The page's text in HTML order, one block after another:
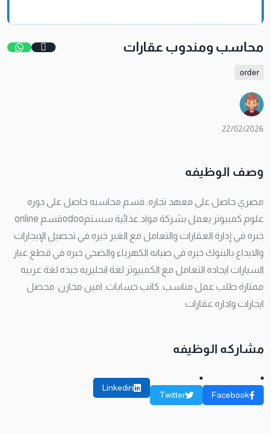
محاسب ومندوب عقارات
order
22/02/2026
وصف الوظيفه
مصري حاصل على معهد تجاره. قسم محاسبه حاصل على دوره
علوم كمبيوتر يعمل بشركة مواد غذائية سستمodooقسم online
خبره في إدارة العقارات والتعامل مع الغير خبره في تحصيل الإيجارات
والايداع بالبنوك خبره في صيانه الكهرباء والصحي خبره في قطع غيار
السيارات ايجاده التعامل مع الكمبيوتر لغة انجليزيه جيده لغة عربيه
ممتازة طلب عمل مناسب. كاتب حسابات. امين مخازن. محصل
ايجارات واداره عقارات
مشاركه الوظيفه
Facebook
Twitter
Linkedin